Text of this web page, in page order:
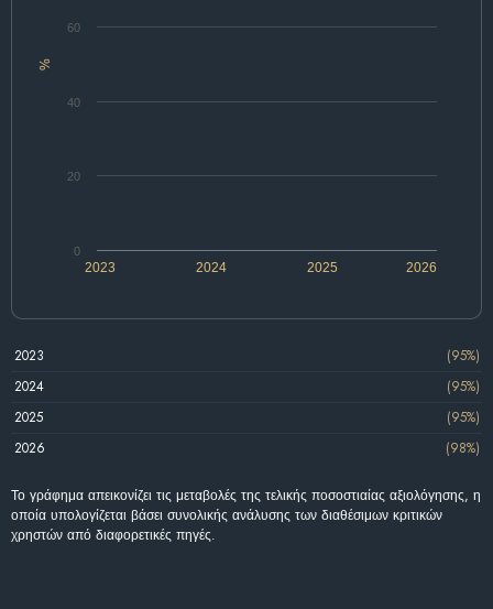
%
2024 2026
2023 2025
0
20
40
60
2023
(95%)
2024
(95%)
2025
(95%)
2026
(98%)
Το γράφημα απεικονίζει τις μεταβολές της τελικής ποσοστιαίας αξιολόγησης, η
οποία υπολογίζεται βάσει συνολικής ανάλυσης των διαθέσιμων κριτικών
χρηστών από διαφορετικές πηγές.